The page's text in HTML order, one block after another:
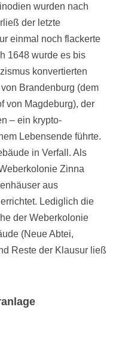
wurden nach
der letzte
einmal noch flackerte
1648 wurde es bis
konvertierten
Brandenburg (dem
von Magdeburg), der
– ein krypto-
Lebensende führte.
in Verfall. Als
Zinna
aus
Lediglich die
der Weberkolonie
(Neue Abtei,
Reste der Klausur ließ